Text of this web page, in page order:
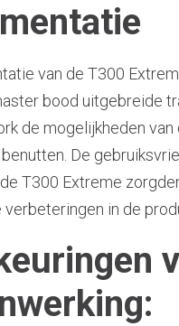
van de T300
bood uitgebreide
de mogelijkheden
De
T300 Extreme
verbeteringen in de